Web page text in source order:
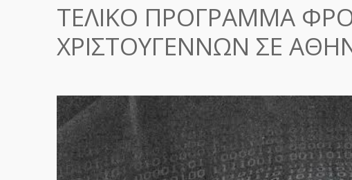
ΤΕΛΙΚΟ ΠΡΟΓΡΑΜΜΑ
ΧΡΙΣΤΟΥΓΕΝΝΩΝ ΣΕ